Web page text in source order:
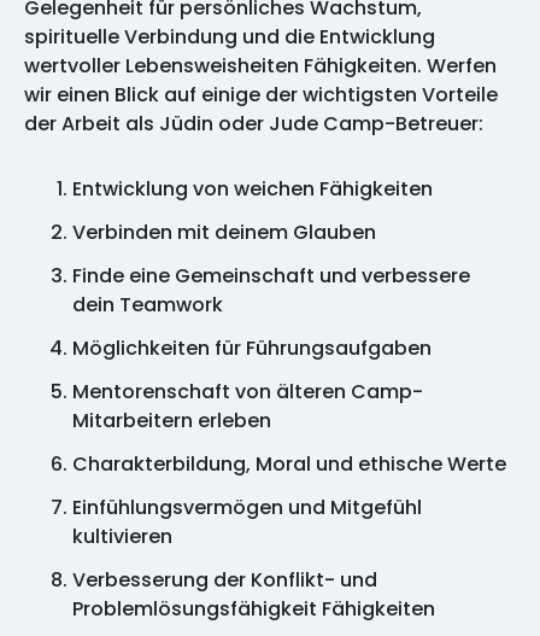
Gelegenheit für persönliches Wachstum,
spirituelle Verbindung und die Entwicklung
wertvoller Lebensweisheiten Fähigkeiten. Werfen
wir einen Blick auf einige der wichtigsten Vorteile
der Arbeit als Jüdin oder Jude Camp-Betreuer:
Entwicklung von weichen Fähigkeiten
Verbinden mit deinem Glauben
Finde eine Gemeinschaft und verbessere
dein Teamwork
Möglichkeiten für Führungsaufgaben
Mentorenschaft von älteren Camp-
Mitarbeitern erleben
Charakterbildung, Moral und ethische Werte
Einfühlungsvermögen und Mitgefühl
kultivieren
Verbesserung der Konflikt- und
Problemlösungsfähigkeit Fähigkeiten